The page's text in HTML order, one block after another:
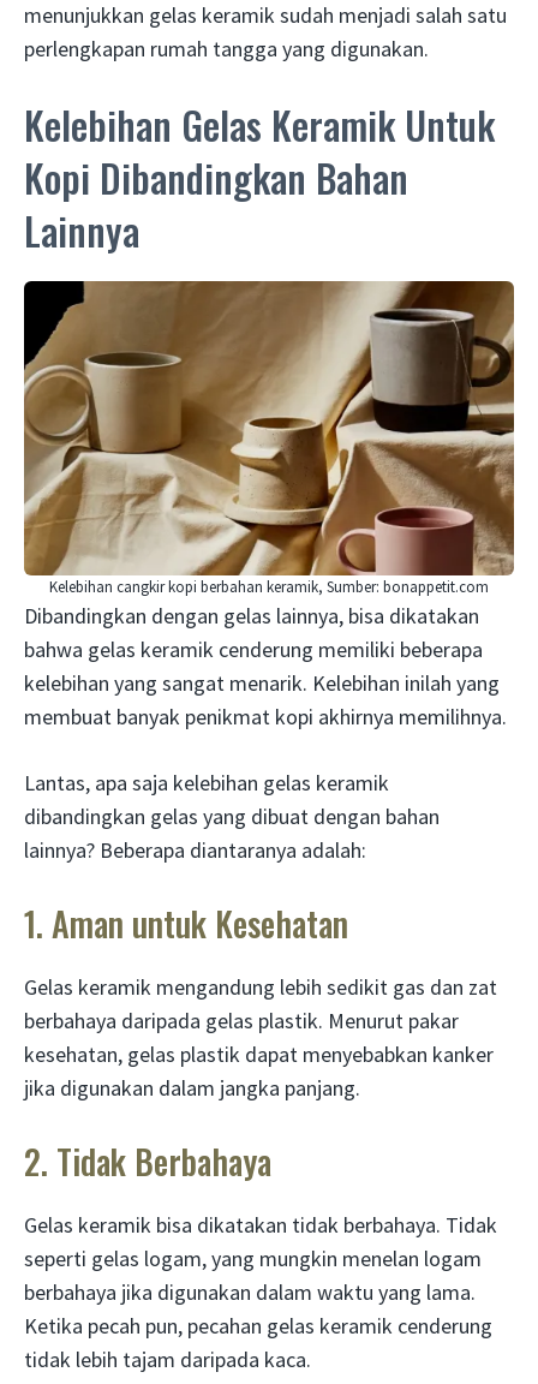
menunjukkan gelas keramik sudah menjadi salah satu
perlengkapan rumah tangga yang digunakan.
Kelebihan Gelas Keramik Untuk
Kopi Dibandingkan Bahan
Lainnya
Kelebihan cangkir kopi berbahan keramik, Sumber: bonappetit.com
Dibandingkan dengan gelas lainnya, bisa dikatakan
bahwa gelas keramik cenderung memiliki beberapa
kelebihan yang sangat menarik. Kelebihan inilah yang
membuat banyak penikmat kopi akhirnya memilihnya.
Lantas, apa saja kelebihan gelas keramik
dibandingkan gelas yang dibuat dengan bahan
lainnya? Beberapa diantaranya adalah:
1. Aman untuk Kesehatan
Gelas keramik mengandung lebih sedikit gas dan zat
berbahaya daripada gelas plastik. Menurut pakar
kesehatan, gelas plastik dapat menyebabkan kanker
jika digunakan dalam jangka panjang.
2. Tidak Berbahaya
Gelas keramik bisa dikatakan tidak berbahaya. Tidak
seperti gelas logam, yang mungkin menelan logam
berbahaya jika digunakan dalam waktu yang lama.
Ketika pecah pun, pecahan gelas keramik cenderung
tidak lebih tajam daripada kaca.